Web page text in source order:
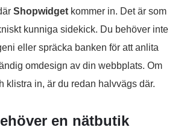
Shopwidget kommer in. Det är som
kunniga sidekick. Du behöver inte
eller spräcka banken för att anlita
omdesign av din webbplats. Om
klistra in, är du redan halvvägs där.
en nätbutik